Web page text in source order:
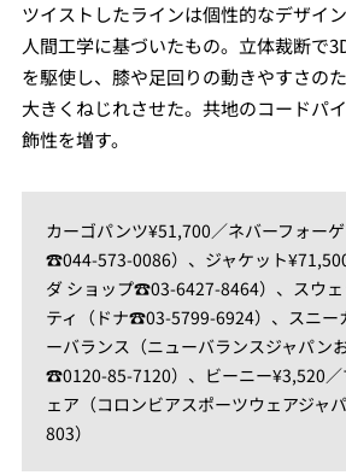
ツイストしたラインは個性的なデザイ
人間工学に基づいたもの。立体裁断で
を駆使し、膝や足回りの動きやすさの
大きくねじれさせた。共地のコードパ
飾性を増す。
カーゴパンツ¥51,700／ネバーフォー
☎044-573-0086）、ジャケット
ダ ショップ☎03-6427-8464）、スウ
ティ（ドナ☎03-5799-6924）、スニー
ーバランス（ニューバランスジャパン
☎0120-85-7120）、ビーニー¥3,520／
ェア（コロンビアスポーツウェアジ
803）